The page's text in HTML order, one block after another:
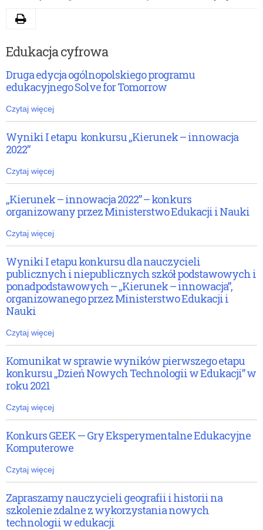
Edukacja cyfrowa
Druga edycja ogólnopolskiego programu
edukacyjnego Solve for Tomorrow
Czytaj więcej
Wyniki I etapu konkursu „Kierunek – innowacja
2022”
Czytaj więcej
„Kierunek – innowacja 2022” – konkurs
organizowany przez Ministerstwo Edukacji i Nauki
Czytaj więcej
Wyniki I etapu konkursu dla nauczycieli
publicznych i niepublicznych szkół podstawowych i
ponadpodstawowych – „Kierunek – innowacja”,
organizowanego przez Ministerstwo Edukacji i
Nauki
Czytaj więcej
Komunikat w sprawie wyników pierwszego etapu
konkursu „Dzień Nowych Technologii w Edukacji” w
roku 2021
Czytaj więcej
Konkurs GEEK — Gry Eksperymentalne Edukacyjne
Komputerowe
Czytaj więcej
Zapraszamy nauczycieli geografii i historii na
szkolenie zdalne z wykorzystania nowych
technologii w edukacji
Drukuj